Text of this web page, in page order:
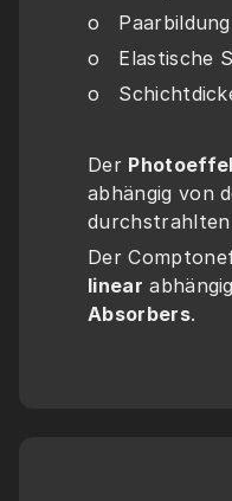
o   Paarbildung
o   Elastische
o
Der
abhängig von
durchstrahlten
linear
Absorbers.